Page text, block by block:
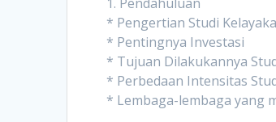
* Pengertian Studi
* Pentingnya Investasi
* Tujuan Dilakukannya
* Perbedaan Intensitas
* Lembaga-lembaga yang